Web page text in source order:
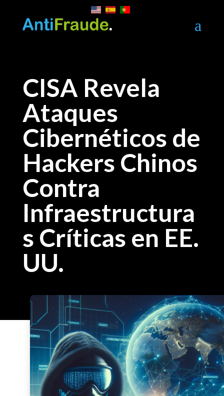
a
CISA Revela
Ataques
Cibernéticos de
Hackers Chinos
Contra
Infraestructura
s Críticas en EE.
UU.